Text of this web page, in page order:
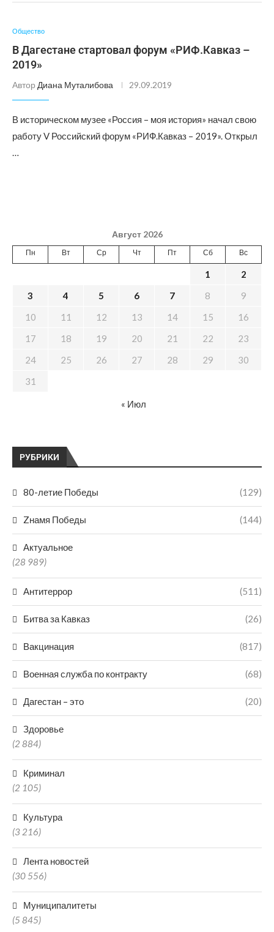
Общество
В Дагестане стартовал форум «РИФ.Кавказ –
2019»
Автор Диана Муталибова 29.09.2019
В историческом музее «Россия – моя история» начал свою
работу V Российский форум «РИФ.Кавказ – 2019». Открыл
…
РУБРИКИ
80-летие Победы (129)
Zнамя Победы (144)
Актуальное
(28 989)
Антитеррор (511)
Битва за Кавказ (26)
Вакцинация (817)
Военная служба по контракту (68)
Дагестан – это (20)
Здоровье
(2 884)
Криминал
(2 105)
Культура
(3 216)
Лента новостей
(30 556)
Муниципалитеты
(5 845)
Август 2026
Пн Вт Ср Чт Пт Сб Вс
1
2
3
4 5 6 7 8
9
10
11 12 13 14 15
16
17
18 19 20 21 22
23
24
25 26 27 28 29
30
31
« Июл